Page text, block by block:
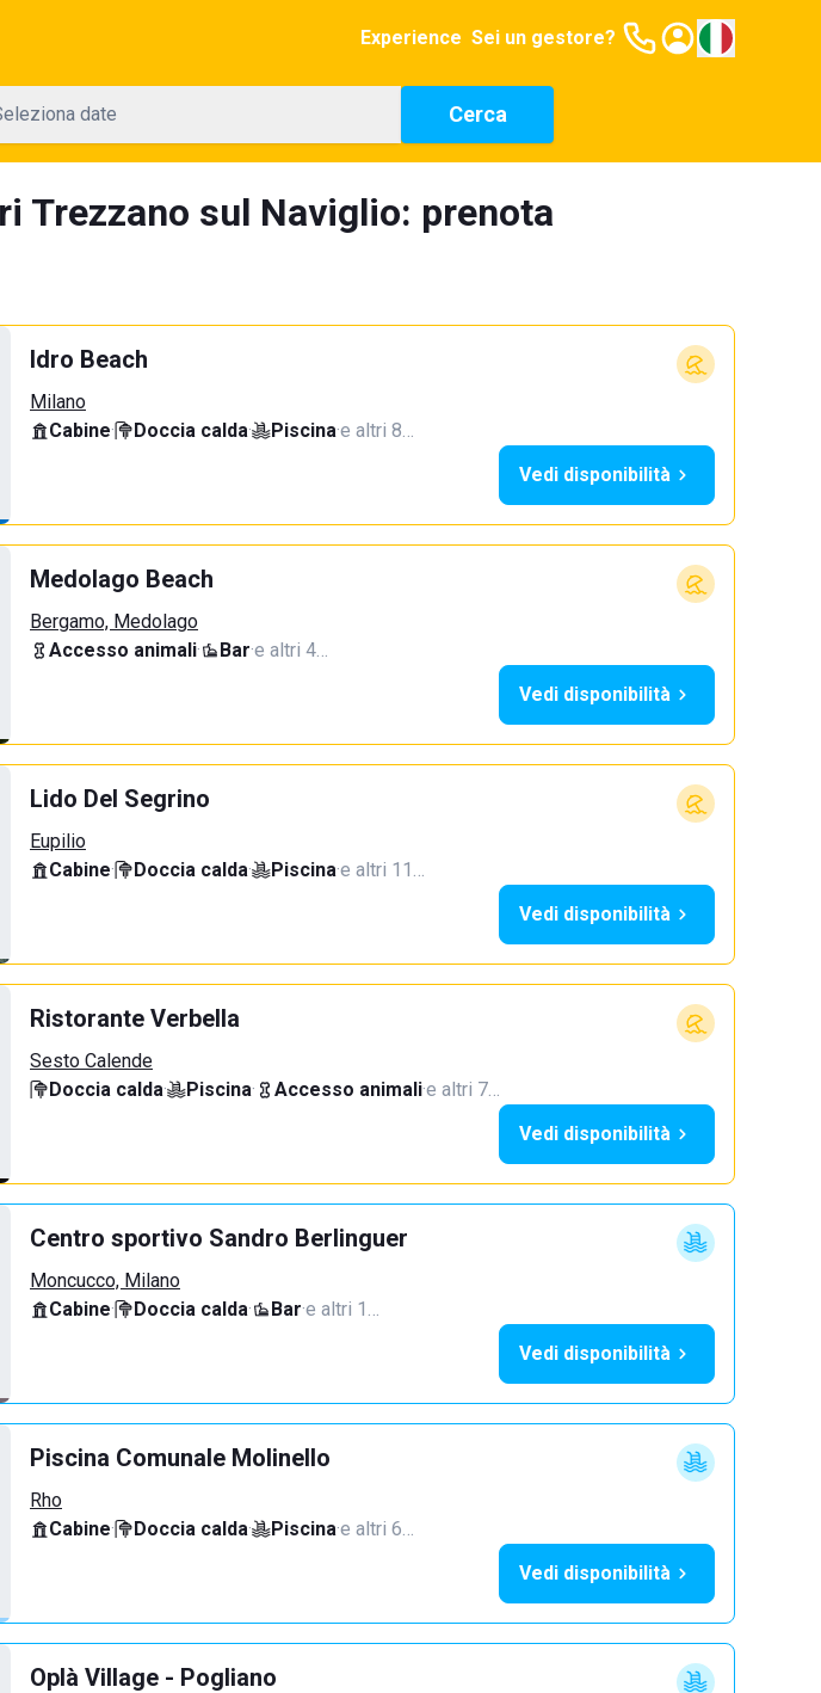
Experience Sei un gestore?
date Cerca
Trezzano sul Naviglio: prenota
Idro Beach
Milano
Cabine· Doccia calda· Piscina·e altri 8…
Vedi disponibilità
Medolago Beach
Bergamo, Medolago
Accesso animali· Bar·e altri 4…
Vedi disponibilità
Lido Del Segrino
Eupilio
Cabine· Doccia calda· Piscina·e altri 11…
Vedi disponibilità
Ristorante Verbella
Sesto Calende
Doccia calda· Piscina· Accesso animali·e altri 7…
Vedi disponibilità
Centro sportivo Sandro Berlinguer
Moncucco, Milano
Cabine· Doccia calda· Bar·e altri 1…
Vedi disponibilità
Piscina Comunale Molinello
Rho
Cabine· Doccia calda· Piscina·e altri 6…
Vedi disponibilità
Oplà Village - Pogliano